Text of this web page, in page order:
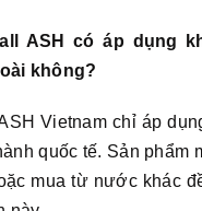
ASH có áp dụng
không?
Vietnam chỉ áp
quốc tế. Sản phẩm
mua từ nước khác